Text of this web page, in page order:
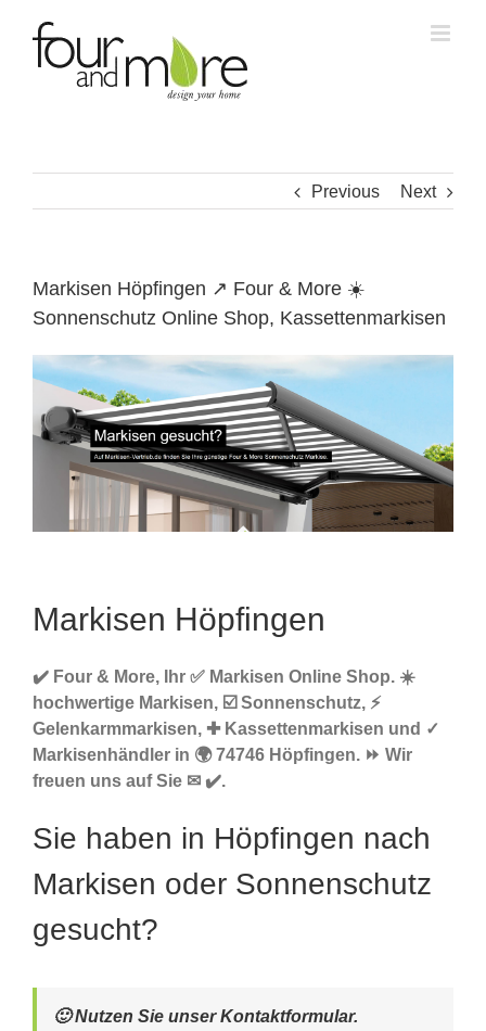
content
Previous Next
Markisen Höpfingen ↗️ Four & More ☀️
Sonnenschutz Online Shop, Kassettenmarkisen
Markisen Höpfingen
✔️ Four & More, Ihr ✅ Markisen Online Shop. ☀️
hochwertige Markisen, ☑️ Sonnenschutz, ⚡
Gelenkarmmarkisen, ✚ Kassettenmarkisen und ✓
Markisenhändler in 🌍 74746 Höpfingen. ⏩ Wir
freuen uns auf Sie ✉ ✔️.
Sie haben in Höpfingen nach
Markisen oder Sonnenschutz
gesucht?
🙂 Nutzen Sie unser Kontaktformular.